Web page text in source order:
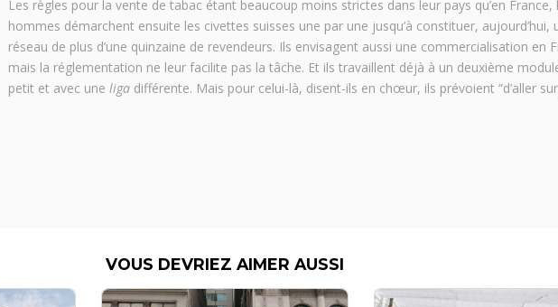
Les règles pour la vente de tabac étant beaucoup moins strictes dans leur pays qu’en France,
hommes démarchent ensuite les civettes suisses une par une jusqu’à constituer, aujourd’hui,
réseau de plus d’une quinzaine de revendeurs. Ils envisagent aussi une commercialisation en
mais la réglementation ne leur facilite pas la tâche. Et ils travaillent déjà à un deuxième
petit et avec uneliga différente. Mais pour celui-là, disent-ils en chœur, ils prévoient “d’aller sur
VOUS DEVRIEZ AIMER AUSSI